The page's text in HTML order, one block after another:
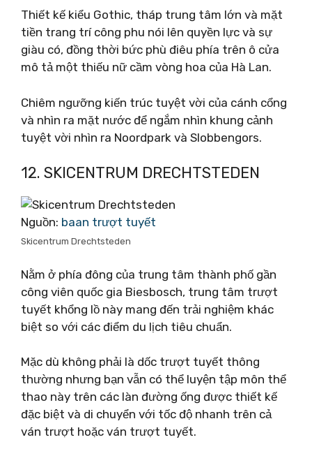
Thiết kế kiểu Gothic, tháp trung tâm lớn và mặt
tiền trang trí công phu nói lên quyền lực và sự
giàu có, đồng thời bức phù điêu phía trên ô cửa
mô tả một thiếu nữ cầm vòng hoa của Hà Lan.
Chiêm ngưỡng kiến ​​trúc tuyệt vời của cánh cổng
và nhìn ra mặt nước để ngắm nhìn khung cảnh
tuyệt vời nhìn ra Noordpark và Slobbengors.
12. SKICENTRUM DRECHTSTEDEN
Nguồn: baan trượt tuyết
Skicentrum Drechtsteden
Nằm ở phía đông của trung tâm thành phố gần
công viên quốc gia Biesbosch, trung tâm trượt
tuyết khổng lồ này mang đến trải nghiệm khác
biệt so với các điểm du lịch tiêu chuẩn.
Mặc dù không phải là dốc trượt tuyết thông
thường nhưng bạn vẫn có thể luyện tập môn thể
thao này trên các làn đường ống được thiết kế
đặc biệt và di chuyển với tốc độ nhanh trên cả
ván trượt hoặc ván trượt tuyết.